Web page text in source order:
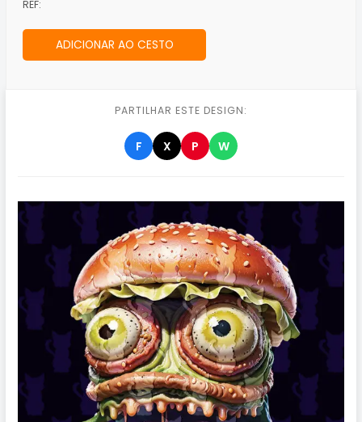
PARTILHAR ESTE DESIGN:
F X P W
REF:
ADICIONAR AO CESTO